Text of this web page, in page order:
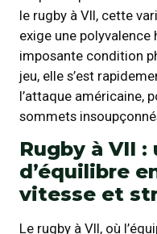
le rugby à VII, cette
exige une polyvalence
imposante condition
jeu, elle s’est
l’attaque américaine,
sommets
Rugby à VII
d’équilibre
vitesse et
Le rugby à VII, où